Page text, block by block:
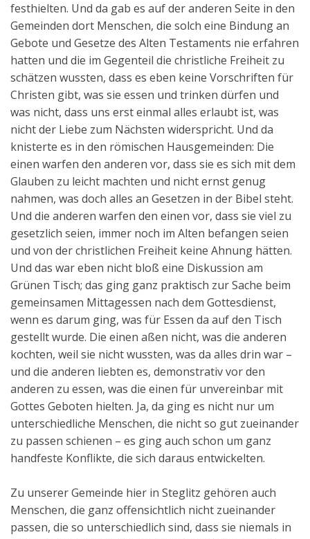
festhielten. Und da gab es auf der anderen Seite in den
Gemeinden dort Menschen, die solch eine Bindung an
Gebote und Gesetze des Alten Testaments nie erfahren
hatten und die im Gegenteil die christliche Freiheit zu
schätzen wussten, dass es eben keine Vorschriften für
Christen gibt, was sie essen und trinken dürfen und
was nicht, dass uns erst einmal alles erlaubt ist, was
nicht der Liebe zum Nächsten widerspricht. Und da
knisterte es in den römischen Hausgemeinden: Die
einen warfen den anderen vor, dass sie es sich mit dem
Glauben zu leicht machten und nicht ernst genug
nahmen, was doch alles an Gesetzen in der Bibel steht.
Und die anderen warfen den einen vor, dass sie viel zu
gesetzlich seien, immer noch im Alten befangen seien
und von der christlichen Freiheit keine Ahnung hätten.
Und das war eben nicht bloß eine Diskussion am
Grünen Tisch; das ging ganz praktisch zur Sache beim
gemeinsamen Mittagessen nach dem Gottesdienst,
wenn es darum ging, was für Essen da auf den Tisch
gestellt wurde. Die einen aßen nicht, was die anderen
kochten, weil sie nicht wussten, was da alles drin war –
und die anderen liebten es, demonstrativ vor den
anderen zu essen, was die einen für unvereinbar mit
Gottes Geboten hielten. Ja, da ging es nicht nur um
unterschiedliche Menschen, die nicht so gut zueinander
zu passen schienen – es ging auch schon um ganz
handfeste Konflikte, die sich daraus entwickelten.
Zu unserer Gemeinde hier in Steglitz gehören auch
Menschen, die ganz offensichtlich nicht zueinander
passen, die so unterschiedlich sind, dass sie niemals in